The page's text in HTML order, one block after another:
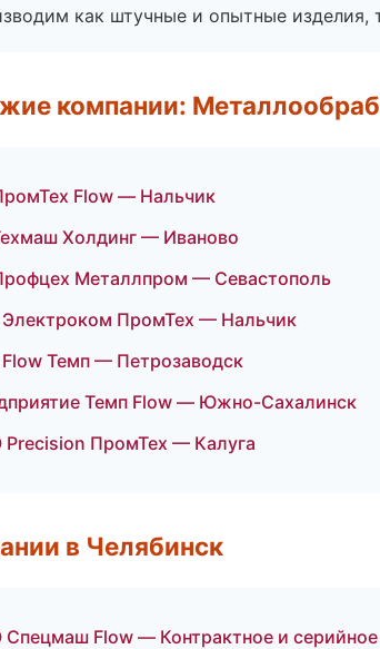
как штучные и опытные изделия,
компании:
Flow — Нальчик
Холдинг — Иваново
Металлпром — Севастополь
ПромТех — Нальчик
Темп — Петрозаводск
Темп Flow — Южно-Сахалинск
ПромТех — Калуга
в Челябинск
Flow — Контрактное и серийное